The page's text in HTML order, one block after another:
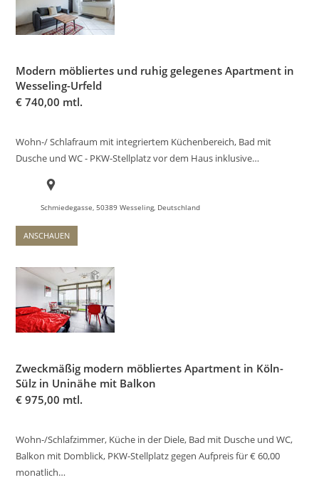
Modern möbliertes und ruhig gelegenes Apartment in
Wesseling-Urfeld
€ 740,00 mtl.
Wohn-/ Schlafraum mit integriertem Küchenbereich, Bad mit
Dusche und WC - PKW-Stellplatz vor dem Haus inklusive…
Schmiedegasse, 50389 Wesseling, Deutschland
ANSCHAUEN
Zweckmäßig modern möbliertes Apartment in Köln-
Sülz in Uninähe mit Balkon
€ 975,00 mtl.
Wohn-/Schlafzimmer, Küche in der Diele, Bad mit Dusche und WC,
Balkon mit Domblick, PKW-Stellplatz gegen Aufpreis für € 60,00
monatlich…